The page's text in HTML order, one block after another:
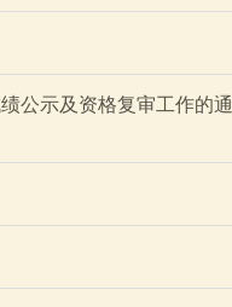
公示及资格复审工作的通